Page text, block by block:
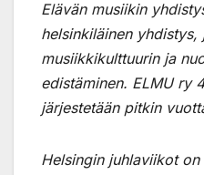
Elävän musiikin
helsinkiläinen
musiikkikulttuurin ja
edistäminen. ELMU ry
järjestetään pitkin
Helsingin juhlaviikot on